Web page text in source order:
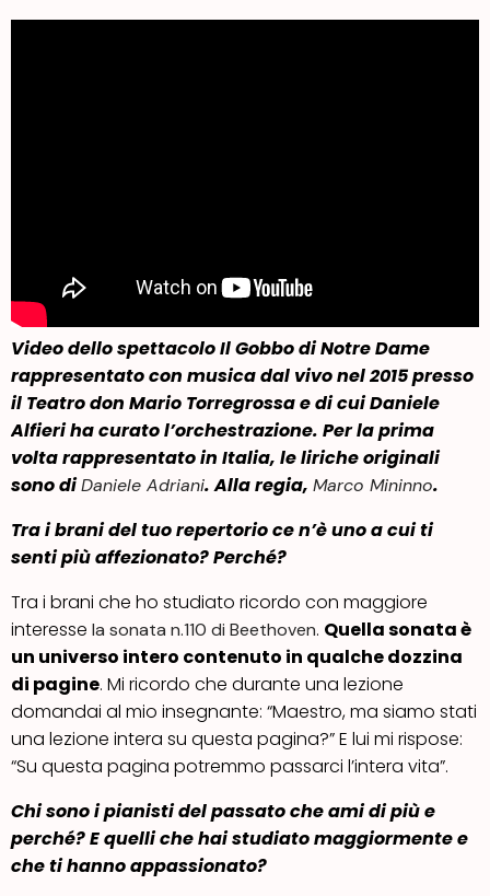
Video dello spettacolo Il Gobbo di Notre Dame
rappresentato con musica dal vivo nel 2015 presso
il Teatro don Mario Torregrossa e di cui Daniele
Alfieri ha curato l’orchestrazione. Per la prima
volta rappresentato in Italia, le liriche originali
sono diDaniele Adriani. Alla regia, Marco Mininno.
Tra i brani del tuo repertorio ce n’è uno a cui ti
senti più affezionato? Perché?
Tra i brani che ho studiato ricordo con maggiore
interesse la sonata n.110 di Beethoven. Quella sonata è
un universo intero contenuto in qualche dozzina
di pagine. Mi ricordo che durante una lezione
domandai al mio insegnante: “Maestro, ma siamo stati
una lezione intera su questa pagina?” E lui mi rispose:
“Su questa pagina potremmo passarci l’intera vita”.
Chi sono i pianisti del passato che ami di più e
perché? E quelli che hai studiato maggiormente e
che ti hanno appassionato?